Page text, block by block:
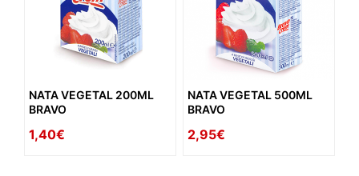
NATA VEGETAL 200ML
BRAVO
1,40€
NATA VEGETAL 500ML
BRAVO
2,95€